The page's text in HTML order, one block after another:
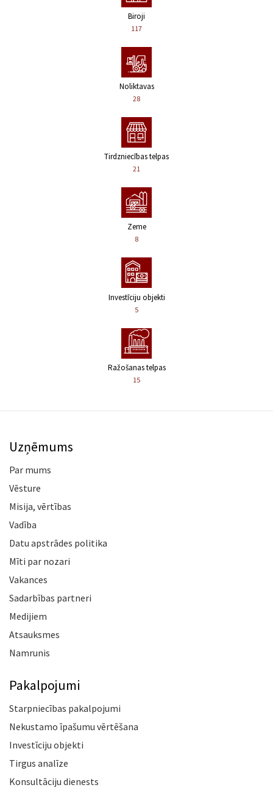
Biroji
117
Noliktavas
28
Tirdzniecības telpas
21
Zeme
8
Investīciju objekti
5
Ražošanas telpas
15
Uzņēmums
Par mums
Vēsture
Misija, vērtības
Vadība
Datu apstrādes politika
Mīti par nozari
Vakances
Sadarbības partneri
Medijiem
Atsauksmes
Namrunis
Pakalpojumi
Starpniecības pakalpojumi
Nekustamo īpašumu vērtēšana
Investīciju objekti
Tirgus analīze
Konsultāciju dienests